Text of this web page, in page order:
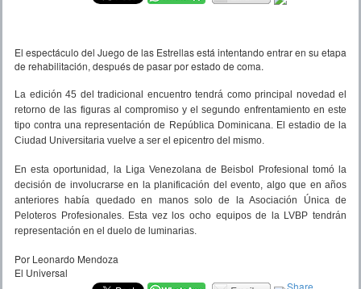
El espectáculo del Juego de las Estrellas está intentando entrar en su etapa
de rehabilitación, después de pasar por estado de coma.
La edición 45 del tradicional encuentro tendrá como principal novedad el
retorno de las figuras al compromiso y el segundo enfrentamiento en este
tipo contra una representación de República Dominicana. El estadio de la
Ciudad Universitaria vuelve a ser el epicentro del mismo.
En esta oportunidad, la Liga Venezolana de Beisbol Profesional tomó la
decisión de involucrarse en la planificación del evento, algo que en años
anteriores había quedado en manos solo de la Asociación Única de
Peloteros Profesionales. Esta vez los ocho equipos de la LVBP tendrán
representación en el duelo de luminarias.
Por Leonardo Mendoza
El Universal